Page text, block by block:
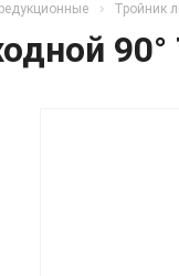
Тройник